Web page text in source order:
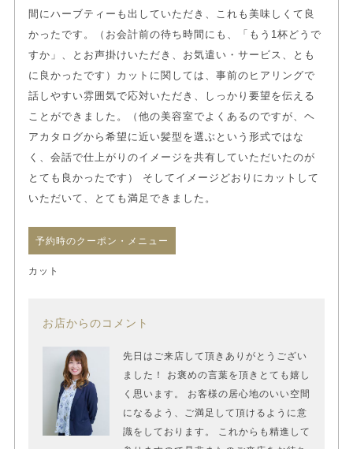
間にハーブティーも出していただき、これも美味しくて良
かったです。（お会計前の待ち時間にも、「もう1杯どうで
すか」、とお声掛けいただき、お気遣い・サービス、とも
に良かったです）カットに関しては、事前のヒアリングで
話しやすい雰囲気で応対いただき、しっかり要望を伝える
ことができました。（他の美容室でよくあるのですが、ヘ
アカタログから希望に近い髪型を選ぶという形式ではな
く、会話で仕上がりのイメージを共有していただいたのが
とても良かったです） そしてイメージどおりにカットして
いただいて、とても満足できました。
予約時のクーポン・メニュー
カット
お店からのコメント
先日はご来店して頂きありがとうござい
ました！ お褒めの言葉を頂きとても嬉し
く思います。 お客様の居心地のいい空間
になるよう、ご満足して頂けるように意
識をしております。 これからも精進して